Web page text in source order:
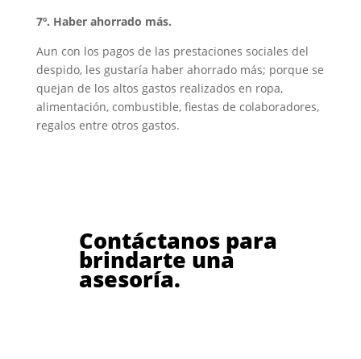
7º. Haber ahorrado más.
Aun con los pagos de las prestaciones sociales del
despido, les gustaría haber ahorrado más; porque se
quejan de los altos gastos realizados en ropa,
alimentación, combustible, fiestas de colaboradores,
regalos entre otros gastos.
Contáctanos para
brindarte una
asesoría.